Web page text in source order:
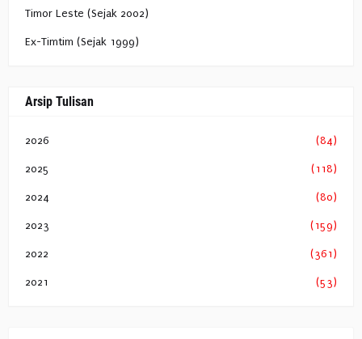
Timor Leste (Sejak 2002)
Ex-Timtim (Sejak 1999)
Arsip Tulisan
2026 (84)
2025 (118)
2024 (80)
2023 (159)
2022 (361)
2021 (53)